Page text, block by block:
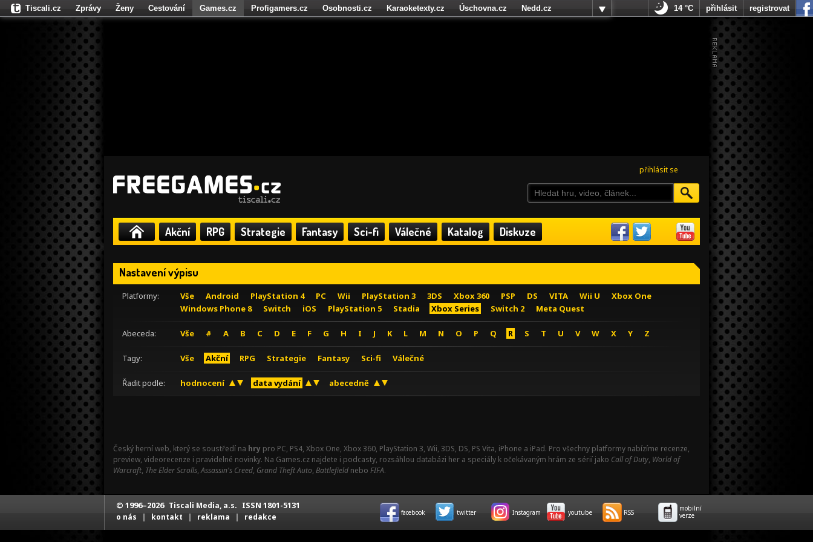
přihlásit se
Akční RPG Strategie Fantasy Sci-fi Válečné Katalog Diskuze
Nastavení výpisu
Platformy: Vše Android PlayStation 4 PC Wii PlayStation 3 3DS Xbox 360 PSP DS VITA Wii U
Xbox One
Windows Phone 8
Switch iOS PlayStation 5 Stadia Xbox Series Switch 2 Meta Quest
Abeceda: Vše # A B C D E F G H I J K L M N O P Q R S T U V W X Y Z
Tagy: Vše Akční RPG Strategie Fantasy Sci-fi Válečné
Řadit podle: hodnocení data vydání abecedně
Český herní web, který se soustředí na hry pro PC, PS4, Xbox One, Xbox 360, PlayStation 3, Wii, 3DS, DS, PS Vita, iPhone a iPad. Pro všechny platformy nabízíme recenze,
preview, videorecenze i pravidelné novinky. Na Games.cz najdete i podcasty, rozsáhlou databázi her a speciály k očekávaným hrám ze sérií jako Call of Duty, World of
Warcraft, The Elder Scrolls,Assassin's Creed, Grand Theft Auto, Battlefield nebo FIFA.
Tiscali.cz Zprávy Ženy Cestování Games.cz Profigamers.cz Osobnosti.cz Karaoketexty.cz Úschovna.cz
Nedd.cz
Fights.cz
14 °C přihlásit registrovat
© 1996–2026 Tiscali Media, a.s. ISSN 1801-5131
o nás | kontakt | reklama | redakce facebook twitter Instagram youtube RSS
mobilní
verze